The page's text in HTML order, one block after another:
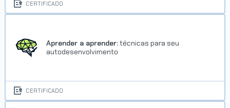
CERTIFICADO
Aprender a aprender:técnicas para seu
autodesenvolvimento
CERTIFICADO